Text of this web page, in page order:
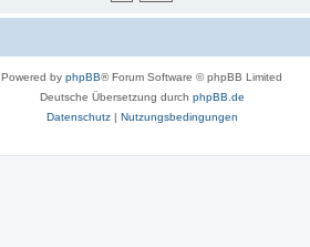
Powered by phpBB® Forum Software © phpBB Limited
Deutsche Übersetzung durch phpBB.de
Datenschutz| Nutzungsbedingungen